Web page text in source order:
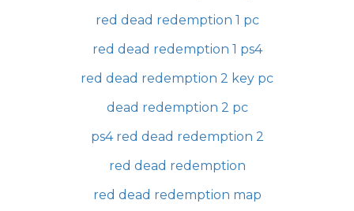
red dead redemption 1 pc
red dead redemption 1 ps4
red dead redemption 2 key pc
dead redemption 2 pc
ps4 red dead redemption 2
red dead redemption
red dead redemption map